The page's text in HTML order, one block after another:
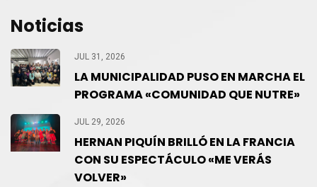
Noticias
JUL 31, 2026
LA MUNICIPALIDAD PUSO EN MARCHA EL
PROGRAMA «COMUNIDAD QUE NUTRE»
JUL 29, 2026
HERNAN PIQUÍN BRILLÓ EN LA FRANCIA
CON SU ESPECTÁCULO «ME VERÁS
VOLVER»